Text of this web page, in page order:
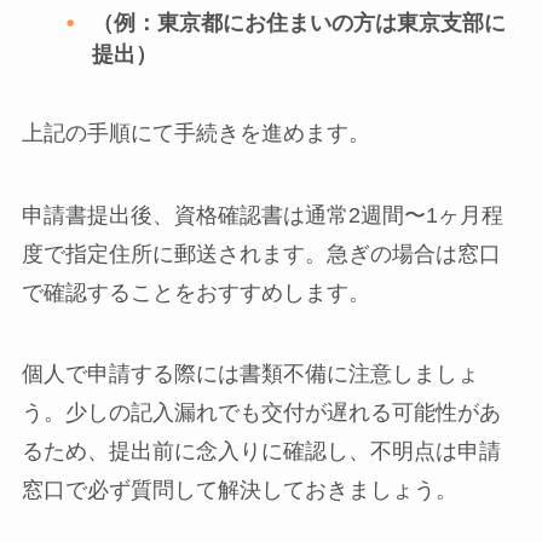
（例：東京都にお住まいの方は東京支部に
提出）
上記の手順にて手続きを進めます。
申請書提出後、資格確認書は通常2週間〜1ヶ月程
度で指定住所に郵送されます。急ぎの場合は窓口
で確認することをおすすめします。
個人で申請する際には書類不備に注意しましょ
う。少しの記入漏れでも交付が遅れる可能性があ
るため、提出前に念入りに確認し、不明点は申請
窓口で必ず質問して解決しておきましょう。